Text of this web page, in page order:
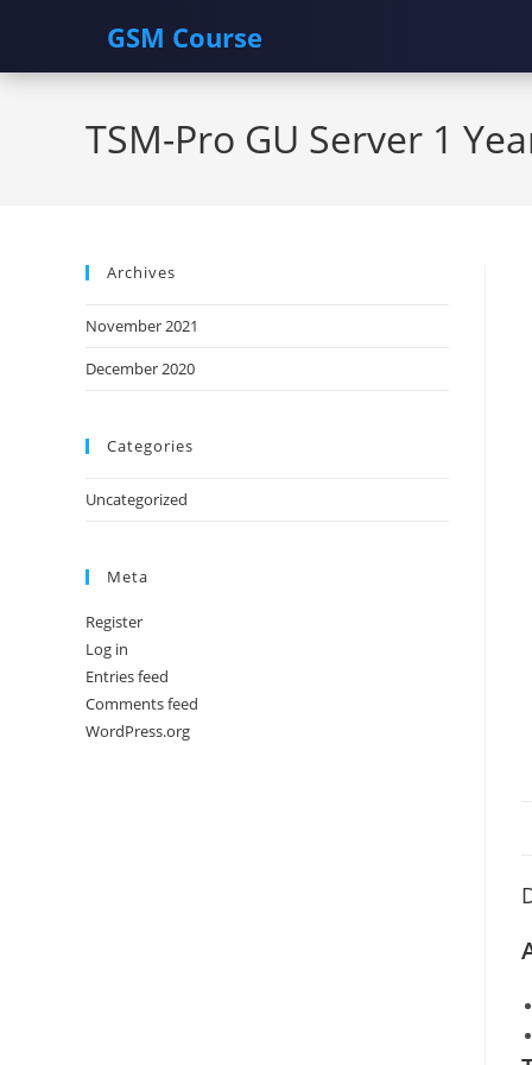
GSM Course
Skip
TSM-Pro GU Server 1
Archives
November 2021
December 2020
Categories
Uncategorized
Meta
Register
Log in
Entries feed
Comments feed
WordPress.org